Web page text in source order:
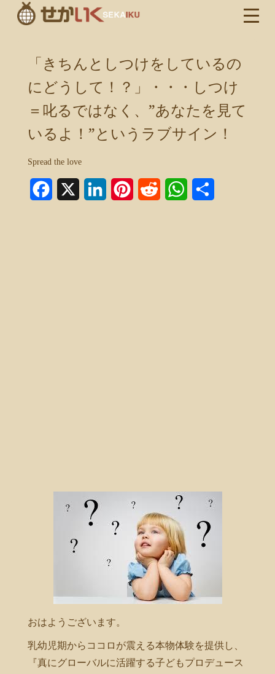
「きちんとしつけをしているの
にどうして！？」・・・しつけ
＝叱るではなく、”あなたを見て
いるよ！”というラブサイン！
Spread the love
Facebook LinkedInPinterest Reddit WhatsApp
おはようございます。
乳幼児期からココロが震える本物体験を提供し、
『真にグローバルに活躍する子どもプロデュース